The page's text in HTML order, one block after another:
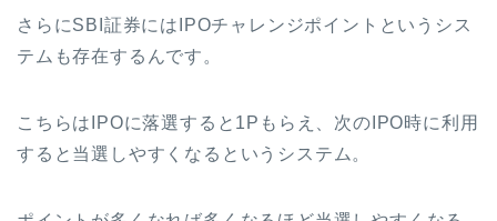
さらにSBI証券にはIPOチャレンジポイントというシス
テムも存在するんです。
こちらはIPOに落選すると1Pもらえ、次のIPO時に利用
すると当選しやすくなるというシステム。